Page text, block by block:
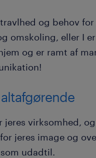
og behov for
omskoling, eller I
og er ramt af
virksomhed,
jeres image og
udadtil.